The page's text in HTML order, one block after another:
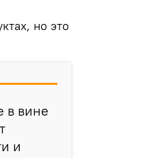
но это
в вине
и